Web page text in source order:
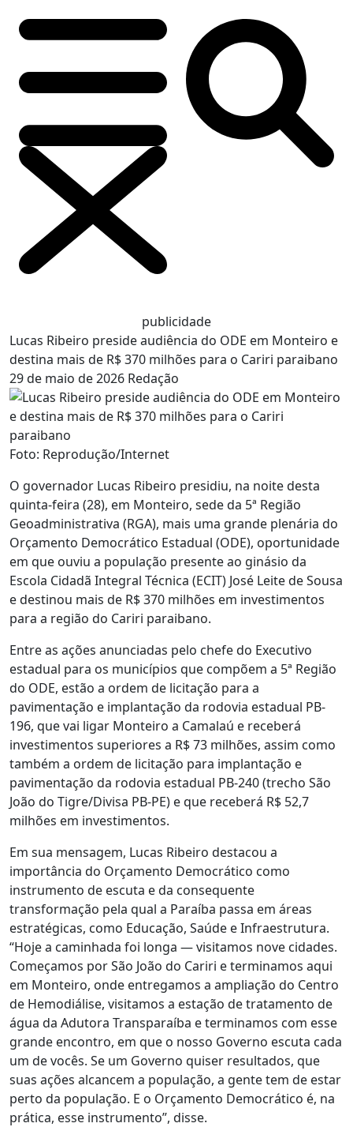
publicidade
Lucas Ribeiro preside audiência do ODE em Monteiro e
destina mais de R$ 370 milhões para o Cariri paraibano
29 de maio de 2026 Redação
Foto: Reprodução/Internet
O governador Lucas Ribeiro presidiu, na noite desta
quinta-feira (28), em Monteiro, sede da 5ª Região
Geoadministrativa (RGA), mais uma grande plenária do
Orçamento Democrático Estadual (ODE), oportunidade
em que ouviu a população presente ao ginásio da
Escola Cidadã Integral Técnica (ECIT) José Leite de Sousa
e destinou mais de R$ 370 milhões em investimentos
para a região do Cariri paraibano.
Entre as ações anunciadas pelo chefe do Executivo
estadual para os municípios que compõem a 5ª Região
do ODE, estão a ordem de licitação para a
pavimentação e implantação da rodovia estadual PB-
196, que vai ligar Monteiro a Camalaú e receberá
investimentos superiores a R$ 73 milhões, assim como
também a ordem de licitação para implantação e
pavimentação da rodovia estadual PB-240 (trecho São
João do Tigre/Divisa PB-PE) e que receberá R$ 52,7
milhões em investimentos.
Em sua mensagem, Lucas Ribeiro destacou a
importância do Orçamento Democrático como
instrumento de escuta e da consequente
transformação pela qual a Paraíba passa em áreas
estratégicas, como Educação, Saúde e Infraestrutura.
“Hoje a caminhada foi longa — visitamos nove cidades.
Começamos por São João do Cariri e terminamos aqui
em Monteiro, onde entregamos a ampliação do Centro
de Hemodiálise, visitamos a estação de tratamento de
água da Adutora Transparaíba e terminamos com esse
grande encontro, em que o nosso Governo escuta cada
um de vocês. Se um Governo quiser resultados, que
suas ações alcancem a população, a gente tem de estar
perto da população. E o Orçamento Democrático é, na
prática, esse instrumento”, disse.